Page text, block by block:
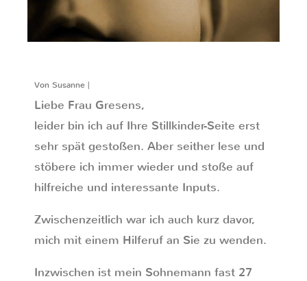
Von Susanne |
Liebe Frau Gresens,
leider bin ich auf Ihre Stillkinder-Seite erst
sehr spät gestoßen. Aber seither lese und
stöbere ich immer wieder und stoße auf
hilfreiche und interessante Inputs.
Zwischenzeitlich war ich auch kurz davor,
mich mit einem Hilferuf an Sie zu wenden.
Inzwischen ist mein Sohnemann fast 27